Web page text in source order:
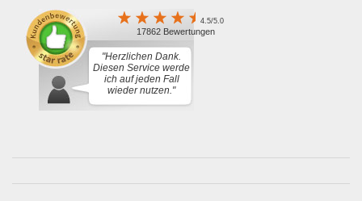
4.5/5.0
17862 Bewertungen
"Herzlichen Dank.
Diesen Service werde
ich auf jeden Fall
wieder nutzen."